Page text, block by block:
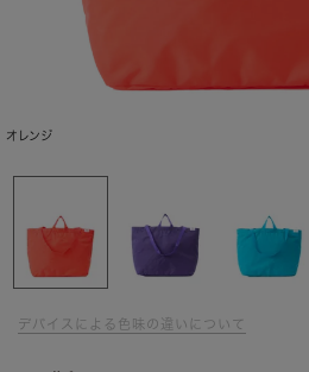
オレンジ
デバイスによる色味の違いについて